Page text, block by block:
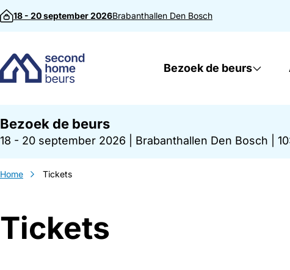
Direct naar inhoud
18 - 20 september 2026Brabanthallen Den Bosch
Bezoek de beurs
Bezoek de beurs
18 - 20 september 2026 Brabanthallen Den Bosch
Home Tickets
Tickets